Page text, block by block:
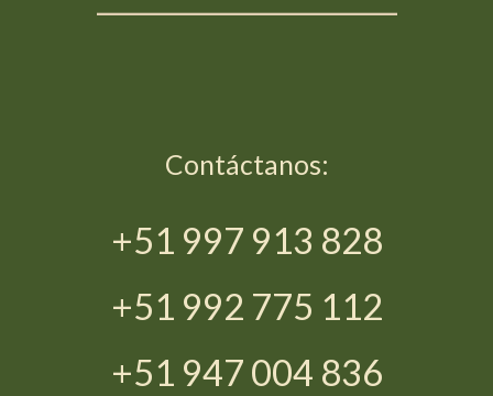
Contáctanos:
+51 997 913 828
+51 992 775 112
+51 947 004 836